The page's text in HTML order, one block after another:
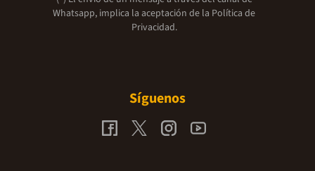
Whatsapp, implica la aceptación de la Política de
Privacidad.
Síguenos